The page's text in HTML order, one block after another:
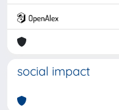
social impact